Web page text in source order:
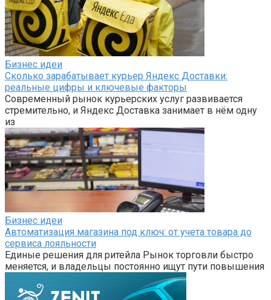
Бизнес идеи
Сколько зарабатывает курьер Яндекс Доставки:
реальные цифры и ключевые факторы
Современный рынок курьерских услуг развивается
стремительно, и Яндекс Доставка занимает в нём одну
из
Бизнес идеи
Автоматизация магазина под ключ: от учета товара до
сервиса лояльности
Единые решения для ритейла Рынок торговли быстро
меняется, и владельцы постоянно ищут пути повышения